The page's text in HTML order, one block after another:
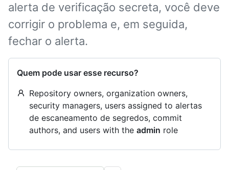
alerta de verificação secreta, você deve
corrigir o problema e, em seguida,
fechar o alerta.
Quem pode usar esse recurso?
Repository owners, organization owners,
security managers, users assigned to alertas
de escaneamento de segredos, commit
authors, and users with the admin role